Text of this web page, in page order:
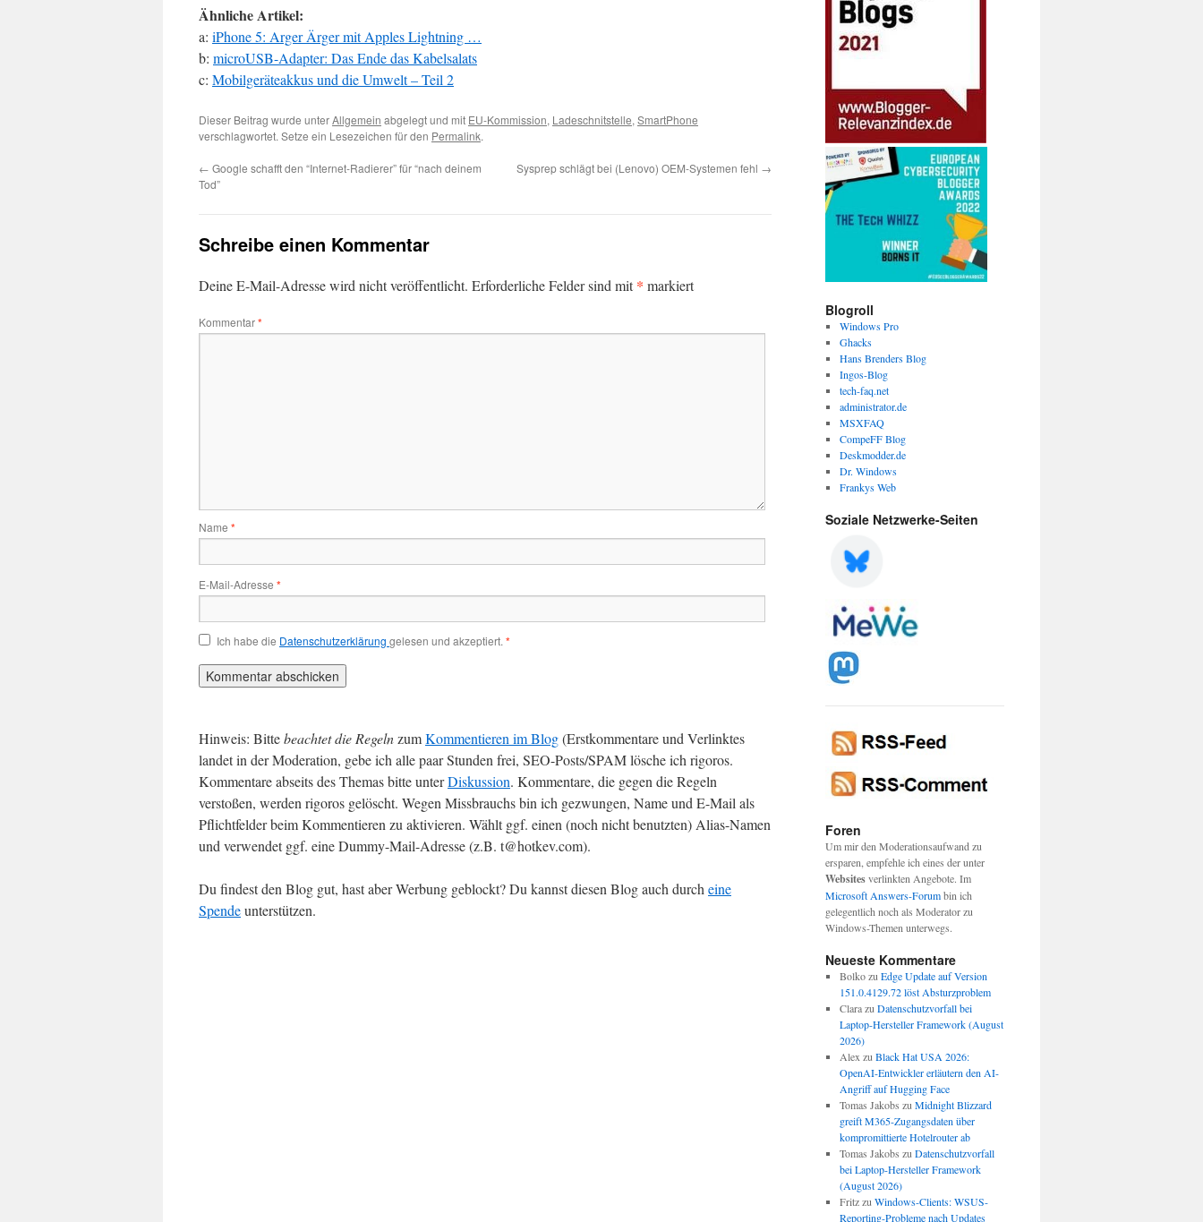
Ähnliche Artikel:
a: iPhone 5: Arger Ärger mit Apples Lightning …
b: microUSB-Adapter: Das Ende das Kabelsalats
c: Mobilgeräteakkus und die Umwelt – Teil 2
Dieser Beitrag wurde unterAllgemein abgelegt und mit EU-Kommission, Ladeschnitstelle, SmartPhone
verschlagwortet. Setze ein Lesezeichen für den Permalink.
← Google schafft den “Internet-Radierer” für “nach deinem
Tod”
Sysprep schlägt bei (Lenovo) OEM-Systemen fehl →
Schreibe einen Kommentar
Deine E-Mail-Adresse wird nicht veröffentlicht. Erforderliche Felder sind mit* markiert
Kommentar*
Name *
E-Mail-Adresse *
Ich habe die Datenschutzerklärung gelesen und akzeptiert. *
Hinweis: Bittebeachtet die RegelnzumKommentieren im Blog(Erstkommentare und Verlinktes
landet in der Moderation, gebe ich alle paar Stunden frei, SEO-Posts/SPAM lösche ich rigoros.
Kommentare abseits des Themas bitte unterDiskussion. Kommentare, die gegen die Regeln
verstoßen, werden rigoros gelöscht. Wegen Missbrauchs bin ich gezwungen, Name und E-Mail als
Pflichtfelder beim Kommentieren zu aktivieren. Wählt ggf. einen (noch nicht benutzten) Alias-Namen
und verwendet ggf. eine Dummy-Mail-Adresse (z.B. t@hotkev.com).
Du findest den Blog gut, hast aber Werbung geblockt? Du kannst diesen Blog auch durch eine
Spendeunterstützen.
Blogroll
Windows Pro
Ghacks
Hans Brenders Blog
Ingos-Blog
tech-faq.net
administrator.de
MSXFAQ
CompeFF Blog
Deskmodder.de
Dr. Windows
Frankys Web
Soziale Netzwerke-Seiten
Foren
Um mir den Moderationsaufwand zu
ersparen, empfehle ich eines der unter
Websitesverlinkten Angebote. Im
Microsoft Answers-Forumbin ich
gelegentlich noch als Moderator zu
Windows-Themen unterwegs.
Neueste Kommentare
Bolkozu Edge Update auf Version
151.0.4129.72 löst Absturzproblem
Clarazu Datenschutzvorfall bei
Laptop-Hersteller Framework (August
2026)
Alex zu Black Hat USA 2026:
OpenAI-Entwickler erläutern den AI-
Angriff auf Hugging Face
Tomas Jakobs zu Midnight Blizzard
greift M365-Zugangsdaten über
kompromittierte Hotelrouter ab
Tomas Jakobs zu Datenschutzvorfall
bei Laptop-Hersteller Framework
(August 2026)
Fritzzu Windows-Clients: WSUS-
Reporting-Probleme nach Updates